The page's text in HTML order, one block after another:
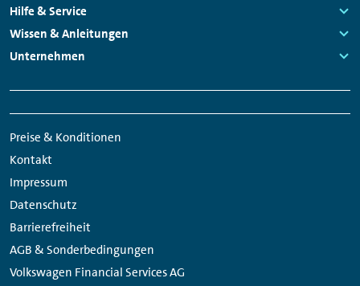
Navigation
Links:
Hilfe & Service
Links:
Wissen & Anleitungen
Links:
Unternehmen
Navigation
Preise & Konditionen
Kontakt
Impressum
Datenschutz
Barrierefreiheit
AGB & Sonderbedingungen
Volkswagen Financial Services AG
Media
Links